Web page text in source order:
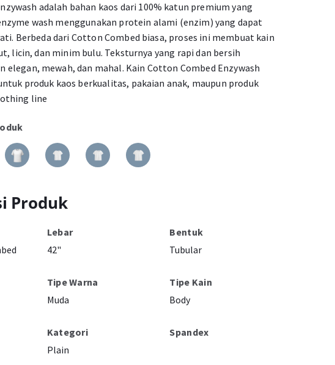
adalah bahan kaos dari 100% katun premium yang
wash menggunakan protein alami (enzim) yang dapat
Berbeda dari Cotton Combed biasa, proses ini membuat kain
licin, dan minim bulu. Teksturnya yang rapi dan bersih
elegan, mewah, dan mahal. Kain Cotton Combed Enzywash
produk kaos berkualitas, pakaian anak, maupun produk
line
Produk
Lebar
42"
Bentuk
Tubular
Tipe Warna
Muda
Tipe Kain
Body
Kategori
Plain
Spandex